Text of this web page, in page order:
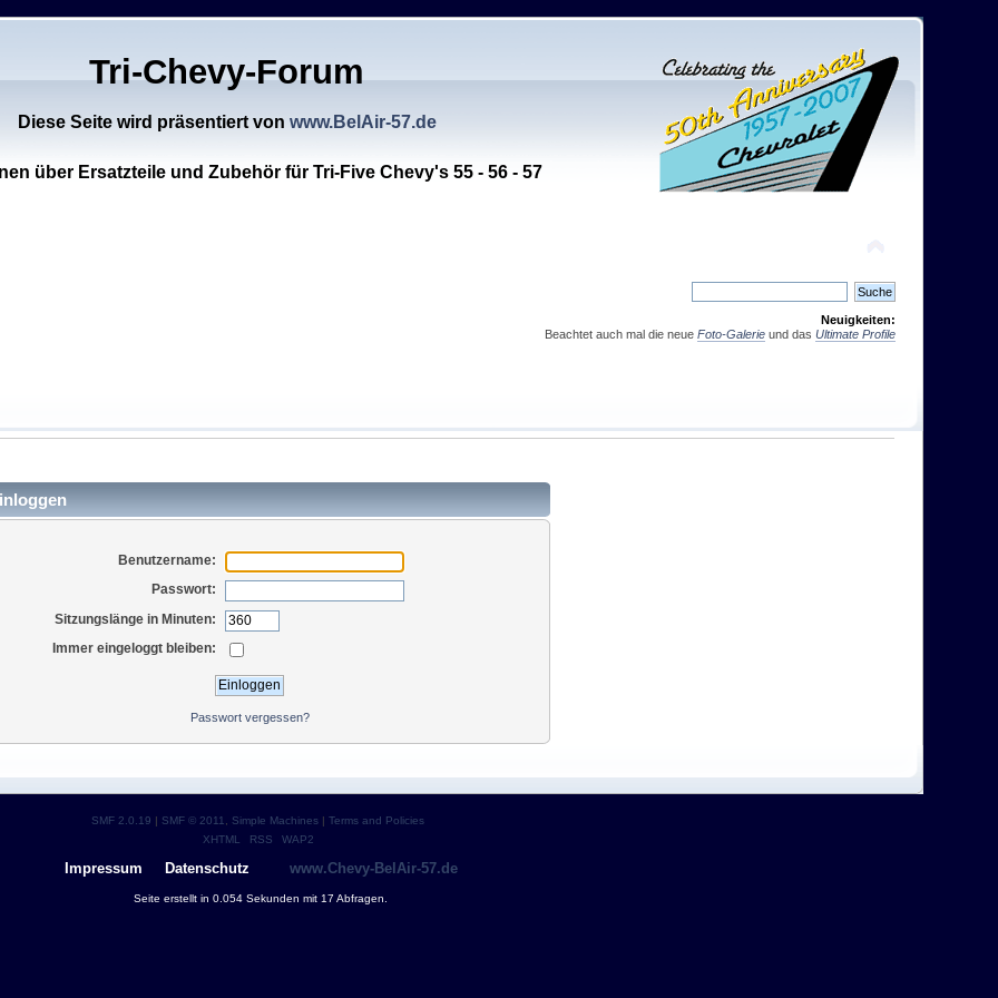
Tri-Chevy-Forum
Diese Seite wird präsentiert von www.BelAir-57.de
über Ersatzteile und Zubehör für Tri-Five Chevy's 55 - 56 - 57
Neuigkeiten:
Beachtet auch mal die neue Foto-Galerieund das Ultimate Profile
Benutzername:
Passwort:
Sitzungslänge in Minuten:
Immer eingeloggt bleiben:
Passwort vergessen?
SMF 2.0.19 | SMF © 2011, Simple Machines | Terms and Policies
XHTML
RSS WAP2
Impressum Datenschutz www.Chevy-BelAir-57.de
Seite erstellt in 0.054 Sekunden mit 17 Abfragen.